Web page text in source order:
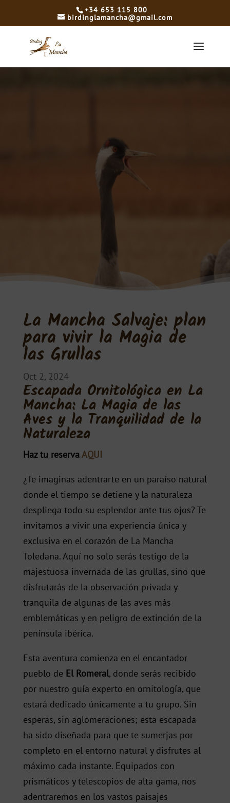
+34 653 115 800
birdinglamancha@gmail.com
La Mancha Salvaje: plan
para vivir la Magia de
las Grullas
Oct 2, 2024
Escapada Ornitológica en La
Mancha: La Magia de las
Aves y la Tranquilidad de la
Naturaleza
Haz tu reservaAQUI
¿Te imaginas adentrarte en un paraíso natural
donde el tiempo se detiene y la naturaleza
despliega todo su esplendor ante tus ojos? Te
invitamos a vivir una experiencia única y
exclusiva en el corazón de La Mancha
Toledana. Aquí no solo serás testigo de la
majestuosa invernada de las grullas, sino que
disfrutarás de la observación privada y
tranquila de algunas de las aves más
emblemáticas y en peligro de extinción de la
península ibérica.
Esta aventura comienza en el encantador
pueblo de El Romeral, donde serás recibido
por nuestro guía experto en ornitología, que
estará dedicado únicamente a tu grupo. Sin
esperas, sin aglomeraciones; esta escapada
ha sido diseñada para que te sumerjas por
completo en el entorno natural y disfrutes al
máximo cada instante. Equipados con
prismáticos y telescopios de alta gama, nos
adentraremos en los vastos paisajes